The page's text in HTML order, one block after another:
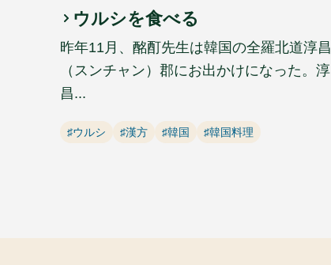
ウルシを食べる
昨年11月、酩酊先生は韓国の全羅北道淳昌
（スンチャン）郡にお出かけになった。淳
昌...
♯ウルシ ♯漢方 ♯韓国 ♯韓国料理